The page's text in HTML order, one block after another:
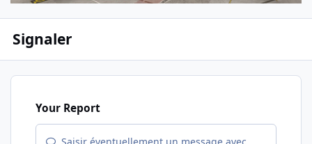
Signaler
Your Report